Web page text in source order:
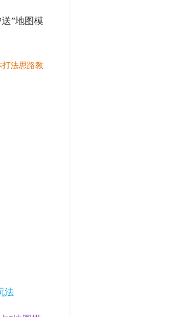
”地图模
法思路教
法